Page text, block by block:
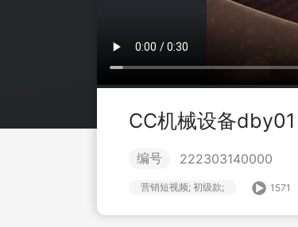
CC机械设备dby01
编号 222303140000
营销短视频; 初级款; 1571